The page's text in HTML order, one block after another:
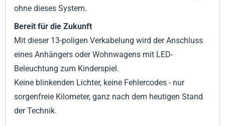
ohne dieses System.
Bereit für die Zukunft
Mit dieser 13-poligen Verkabelung wird der Anschluss
eines Anhängers oder Wohnwagens mit LED-
Beleuchtung zum Kinderspiel.
Keine blinkenden Lichter, keine Fehlercodes - nur
sorgenfreie Kilometer, ganz nach dem heutigen Stand
der Technik.